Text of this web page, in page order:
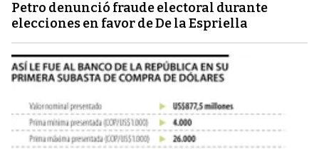
Petro denunció fraude electoral durante
elecciones en favor de De la Espriella